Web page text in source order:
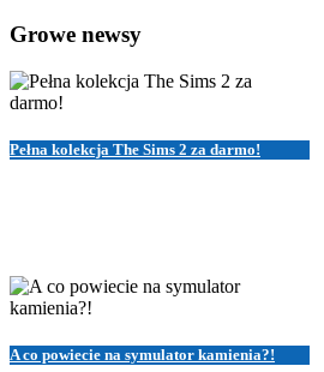
Growe newsy
Pełna kolekcja The Sims 2 za darmo!
A co powiecie na symulator kamienia?!